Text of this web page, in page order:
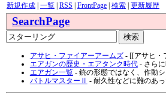
新規作成| 一覧| RSS FrontPage| 検索| 更新履歴
SearchPage
アサヒ・ファイアーアームズ- [[アサヒ・
エアガンの歴史・エアタンク時代- さらに
エアガン一覧- 銃の形態ではなく、作動シ
バトルマスターⅡ - 耐久性などに難のあ